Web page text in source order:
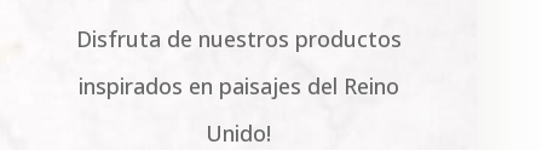
Disfruta de nuestros productos
inspirados en paisajes del Reino
Unido!